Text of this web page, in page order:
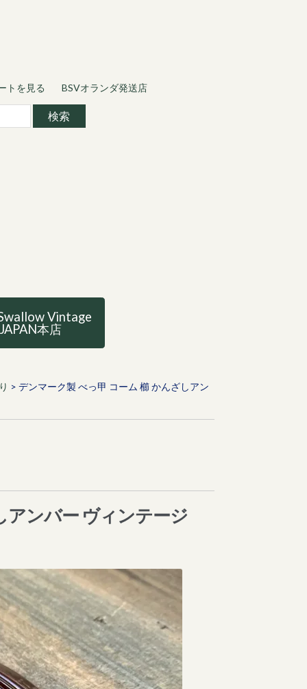
トを見る BSVオランダ発送店
Vintage
JAPAN本店
> デンマーク製 べっ甲 コーム 櫛 かんざしアン
アンバー ヴィンテージ